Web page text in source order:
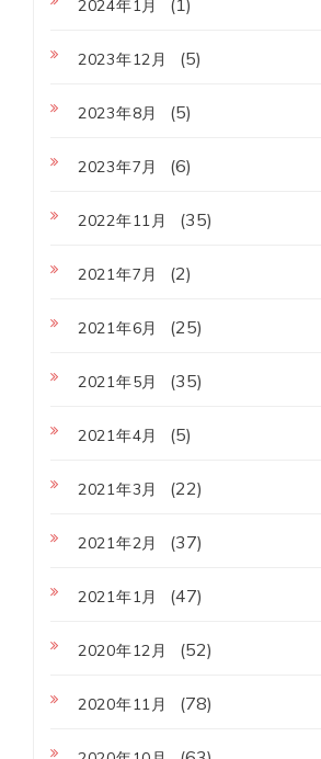
2024年1月
2023年12月 (5)
2023年8月 (5)
2023年7月 (6)
2022年11月 (35)
2021年7月 (2)
2021年6月 (25)
2021年5月 (35)
2021年4月 (5)
2021年3月 (22)
2021年2月 (37)
2021年1月 (47)
2020年12月 (52)
2020年11月 (78)